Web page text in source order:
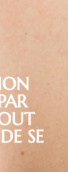
SE